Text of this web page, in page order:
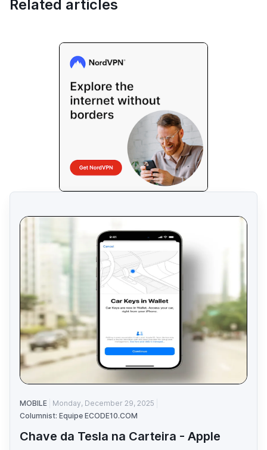
Related articles
MOBILE
Monday, December 29, 2025
Columnist: Equipe ECODE10.COM
Chave da Tesla na Carteira - Apple